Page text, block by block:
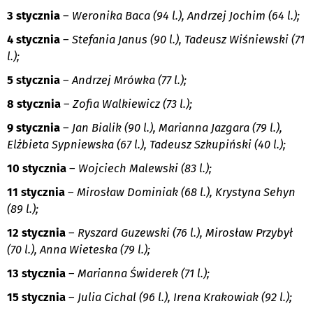
3 stycznia – Weronika Baca (94 l.), Andrzej Jochim (64 l.);
4 stycznia – Stefania Janus (90 l.), Tadeusz Wiśniewski (71
l.);
5 stycznia –Andrzej Mrówka (77 l.);
8 stycznia – Zofia Walkiewicz (73 l.);
9 stycznia – Jan Bialik (90 l.), Marianna Jazgara (79 l.),
Elżbieta Sypniewska (67 l.), Tadeusz Szkupiński (40 l.);
10 stycznia – Wojciech Malewski (83 l.);
11 stycznia – Mirosław Dominiak (68 l.), Krystyna Sehyn
(89 l.);
12 stycznia – Ryszard Guzewski (76 l.), Mirosław Przybył
(70 l.), Anna Wieteska (79 l.);
13 stycznia – Marianna Świderek (71 l.);
15 stycznia – Julia Cichal (96 l.), Irena Krakowiak (92 l.);